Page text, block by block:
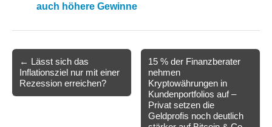
auch höhere Gewinne
navigation
← Lässt sich das
Inflationsziel nur mit einer
Rezession erreichen?
15 % der Finanzberater
nehmen
Kryptowährungen in
Kundenportfolios auf –
Privat setzen die
Geldprofis noch deutlich